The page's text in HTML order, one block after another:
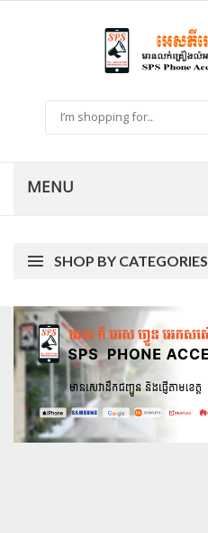
SHOP BY CATEGORIES